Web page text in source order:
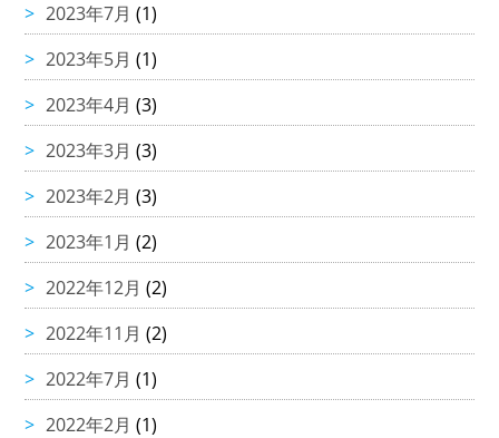
2023年7月 (1)
2023年5月 (1)
2023年4月 (3)
2023年3月 (3)
2023年2月 (3)
2023年1月 (2)
2022年12月 (2)
2022年11月 (2)
2022年7月 (1)
2022年2月 (1)